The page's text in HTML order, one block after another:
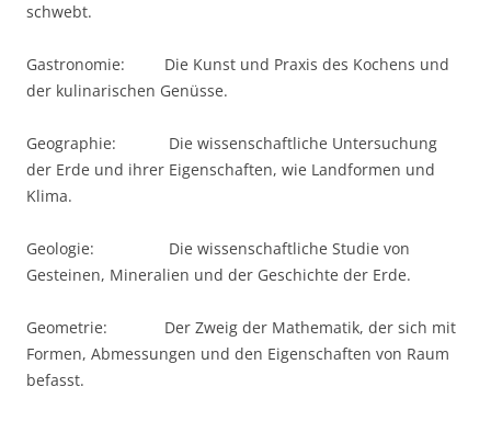
schwebt.
Gastronomie: Die Kunst und Praxis des Kochens und
der kulinarischen Genüsse.
Geographie: Die wissenschaftliche Untersuchung
der Erde und ihrer Eigenschaften, wie Landformen und
Klima.
Geologie: Die wissenschaftliche Studie von
Gesteinen, Mineralien und der Geschichte der Erde.
Geometrie: Der Zweig der Mathematik, der sich mit
Formen, Abmessungen und den Eigenschaften von Raum
befasst.